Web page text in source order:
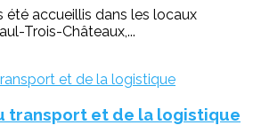
été accueillis dans les locaux
Trois-Châteaux,...
transport et de la logistique